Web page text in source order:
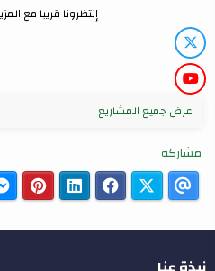
إنتظرونا قريبا مع
عرض جميع المشاريع
مشاركة